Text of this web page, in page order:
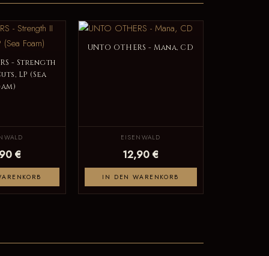
- Strength
LP (Sea
€
UNTO OTHERS - Mana, CD
EISENWALD
12,90 €
IN DEN WARENKORB